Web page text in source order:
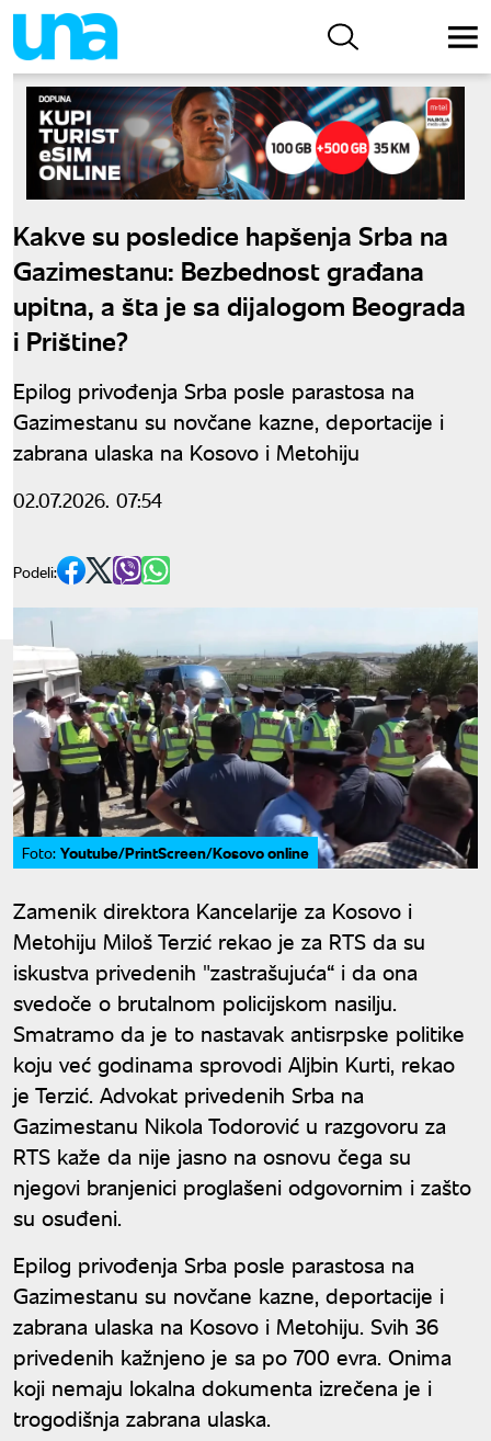
Kakve su posledice hapšenja Srba na
Gazimestanu: Bezbednost građana
upitna, a šta je sa dijalogom Beograda
i Prištine?
Epilog privođenja Srba posle parastosa na
Gazimestanu su novčane kazne, deportacije i
zabrana ulaska na Kosovo i Metohiju
02.07.2026. 07:54
Podeli:
Foto: Youtube/PrintScreen/Kosovo online
Zamenik direktora Kancelarije za Kosovo i
Metohiju Miloš Terzić rekao je za RTS da su
iskustva privedenih "zastrašujuća“ i da ona
svedoče o brutalnom policijskom nasilju.
Smatramo da je to nastavak antisrpske politike
koju već godinama sprovodi Aljbin Kurti, rekao
je Terzić. Advokat privedenih Srba na
Gazimestanu Nikola Todorović u razgovoru za
RTS kaže da nije jasno na osnovu čega su
njegovi branjenici proglašeni odgovornim i zašto
su osuđeni.
Epilog privođenja Srba posle parastosa na
Gazimestanu su novčane kazne, deportacije i
zabrana ulaska na Kosovo i Metohiju. Svih 36
privedenih kažnjeno je sa po 700 evra. Onima
koji nemaju lokalna dokumenta izrečena je i
trogodišnja zabrana ulaska.